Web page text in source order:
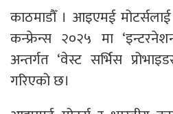
काठमाडौँ । आइएमई
कन्फ्रेन्स २०२५ मा
अन्तर्गत ‘वेस्ट सर्भिस
गरिएको छ।